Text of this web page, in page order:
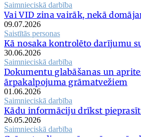
Saimnieciskā darbība
Vai VID zina vairāk, nekā
09.07.2026
Saistītās personas
Kā nosaka kontrolēto darījumu
30.06.2026
Saimnieciskā darbība
Dokumentu glabāšanas un
ārpakalpojuma grāmatvežiem
01.06.2026
Saimnieciskā darbība
Kādu informāciju drīkst
26.05.2026
Saimnieciskā darbība